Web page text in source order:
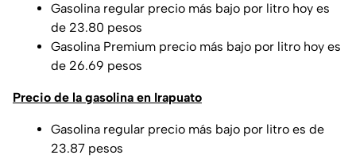
Gasolina regular precio más bajo por litro hoy es
de 23.80 pesos
Gasolina Premium precio más bajo por litro hoy es
de 26.69 pesos
Precio de la gasolina en Irapuato
Gasolina regular precio más bajo por litro es de
23.87 pesos